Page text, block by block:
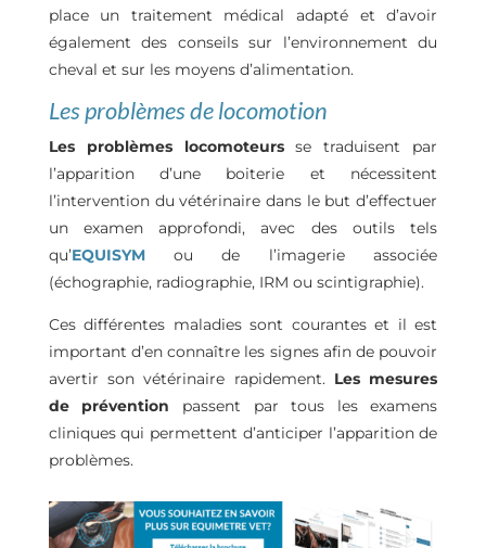
place un traitement médical adapté et d’avoir
également des conseils sur l’environnement du
cheval et sur les moyens d’alimentation.
Les problèmes de locomotion
Les problèmes locomoteursse traduisent par
l’apparition d’une boiterie et nécessitent
l’intervention du vétérinaire dans le but d’effectuer
un examen approfondi, avec des outils tels
qu’EQUISYMou de l’imagerie associée
(échographie, radiographie, IRM ou scintigraphie).
Ces différentes maladies sont courantes et il est
important d’en connaître les signes afin de pouvoir
avertir son vétérinaire rapidement. Les mesures
de prévention passent par tous les examens
cliniques qui permettent d’anticiper l’apparition de
problèmes.